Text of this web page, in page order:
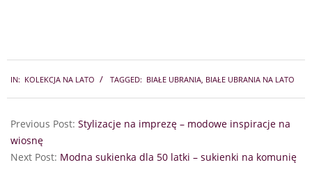
04-
23
IN: KOLEKCJA NA LATO TAGGED: BIAŁE UBRANIA BIAŁE UBRANIA NA LATO
Previous Post: Stylizacje na imprezę – modowe inspiracje na
wiosnę
Next Post: Modna sukienka dla 50 latki – sukienki na komunię